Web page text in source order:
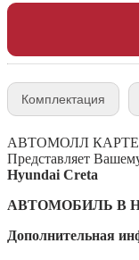
Комплектация
АВТОМОЛЛ
Представляет
Hyundai Creta
АВТОМОБИЛЬ В
Дополнительная